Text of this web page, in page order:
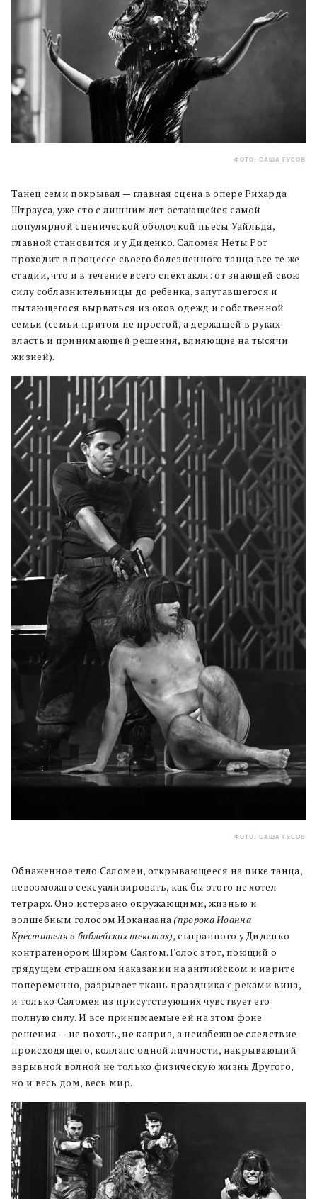
ФОТО: САША ГУСОВ
Танец семи покрывал — главная сцена в опере Рихарда
Штрауса, уже сто с лишним лет остающейся самой
популярной сценической оболочкой пьесы Уайльда,
главной становится и у Диденко. Саломея Неты Рот
проходит в процессе своего болезненного танца все те же
стадии, что и в течение всего спектакля: от знающей свою
силу соблазнительницы до ребенка, запутавшегося и
пытающегося вырваться из оков одежд и собственной
семьи (семьи притом не простой, а держащей в руках
власть и принимающей решения, влияющие на тысячи
жизней).
ФОТО: САША ГУСОВ
Обнаженное тело Саломеи, открывающееся на пике танца,
невозможно сексуализировать, как бы этого не хотел
тетрарх. Оно истерзано окружающими, жизнью и
волшебным голосом Иоканаана(пророка Иоанна
Крестителя в библейских текстах),сыгранного у Диденко
контратенором Широм Саягом. Голос этот, поющий о
грядущем страшном наказании на английском и иврите
попеременно, разрывает ткань праздника с реками вина,
и только Саломея из присутствующих чувствует его
полную силу. И все принимаемые ей на этом фоне
решения — не похоть, не каприз, а неизбежное следствие
происходящего, коллапс одной личности, накрывающий
взрывной волной не только физическую жизнь Другого,
но и весь дом, весь мир.